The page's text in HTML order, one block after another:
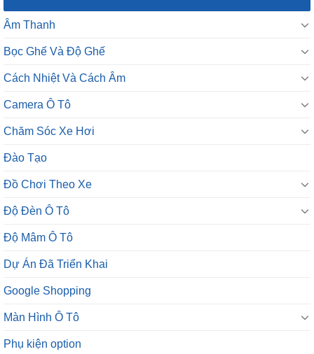
Âm Thanh
Bọc Ghế Và Độ Ghế
Cách Nhiệt Và Cách Âm
Camera Ô Tô
Chăm Sóc Xe Hơi
Đào Tạo
Đồ Chơi Theo Xe
Độ Đèn Ô Tô
Độ Mâm Ô Tô
Dự Án Đã Triển Khai
Google Shopping
Màn Hình Ô Tô
Phụ kiện option